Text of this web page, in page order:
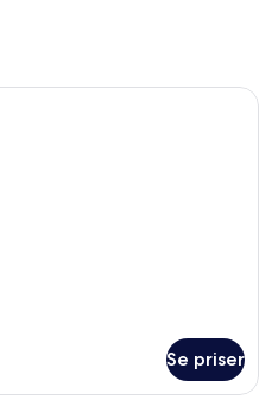
Ett hotellrum med en stor säng, ett
Se priser